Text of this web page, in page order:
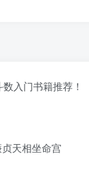
入门书籍推荐！
贞天相坐命宫